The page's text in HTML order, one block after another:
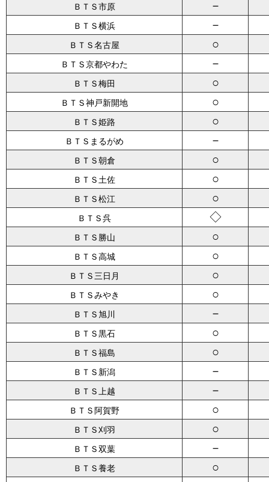
ＢＴＳ市原 －
ＢＴＳ横浜 －
ＢＴＳ名古屋 ○
ＢＴＳ京都やわた －
ＢＴＳ梅田 ○
ＢＴＳ神戸新開地 ○
ＢＴＳ姫路 ○
ＢＴＳまるがめ －
ＢＴＳ朝倉 ○
ＢＴＳ土佐 ○
ＢＴＳ松江 ○
ＢＴＳ呉 ◇
ＢＴＳ勝山 ○
ＢＴＳ高城 ○
ＢＴＳ三日月 ○
ＢＴＳみやき ○
ＢＴＳ旭川 －
ＢＴＳ黒石 ○
ＢＴＳ福島 ○
ＢＴＳ新潟 －
ＢＴＳ上越 －
ＢＴＳ阿賀野 ○
ＢＴＳ刈羽 ○
ＢＴＳ双葉 －
ＢＴＳ養老
○